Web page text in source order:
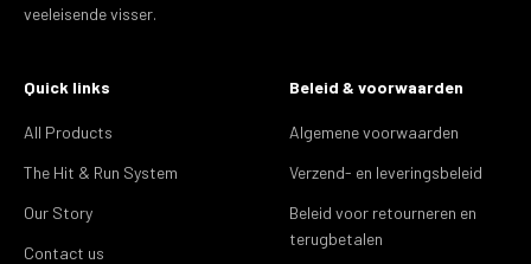
veeleisende visser.
Quick links
All Products
The Hit & Run System
Our Story
Contact us
Beleid & voorwaarden
Algemene voorwaarden
Verzend- en leveringsbeleid
Beleid voor retourneren en
terugbetalen